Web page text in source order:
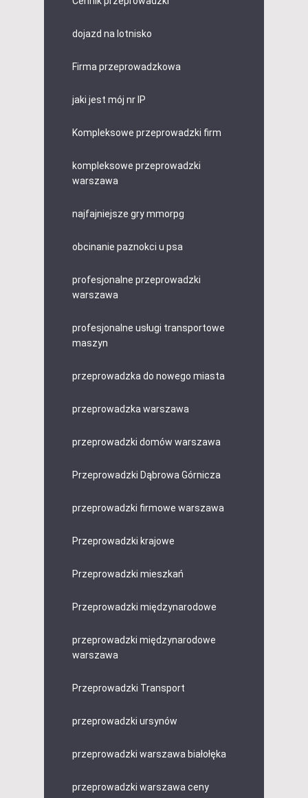
dojazd na lotnisko
Firma przeprowadzkowa
jaki jest mój nr IP
Kompleksowe przeprowadzki firm
kompleksowe przeprowadzki
warszawa
najfajniejsze gry mmorpg
obcinanie paznokci u psa
profesjonalne przeprowadzki
warszawa
profesjonalne usługi transportowe
maszyn
przeprowadzka do nowego miasta
przeprowadzka warszawa
przeprowadzki domów warszawa
Przeprowadzki Dąbrowa Górnicza
przeprowadzki firmowe warszawa
Przeprowadzki krajowe
Przeprowadzki mieszkań
Przeprowadzki międzynarodowe
przeprowadzki międzynarodowe
warszawa
Przeprowadzki Transport
przeprowadzki ursynów
przeprowadzki warszawa białołęka
przeprowadzki warszawa ceny